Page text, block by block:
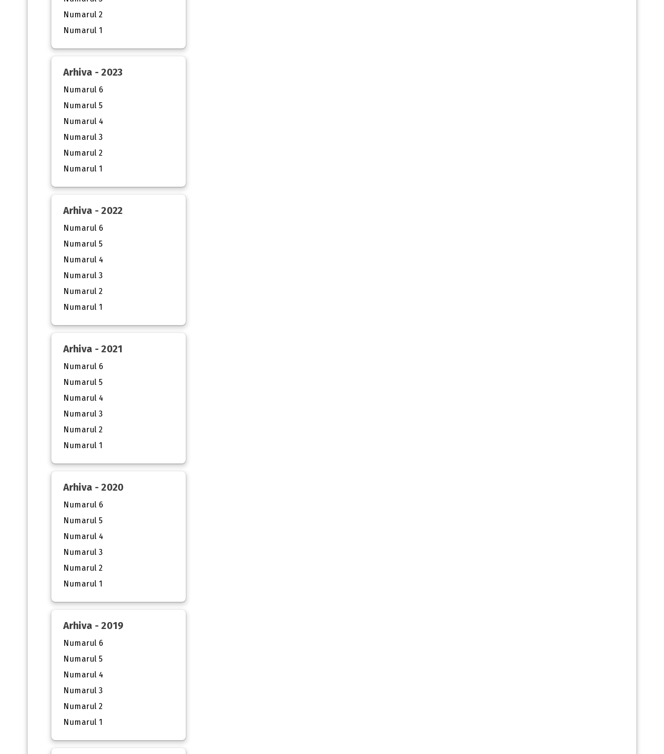
Numarul 2
Numarul 1
Arhiva - 2023
Numarul 6
Numarul 5
Numarul 4
Numarul 3
Numarul 2
Numarul 1
Arhiva - 2022
Numarul 6
Numarul 5
Numarul 4
Numarul 3
Numarul 2
Numarul 1
Arhiva - 2021
Numarul 6
Numarul 5
Numarul 4
Numarul 3
Numarul 2
Numarul 1
Arhiva - 2020
Numarul 6
Numarul 5
Numarul 4
Numarul 3
Numarul 2
Numarul 1
Arhiva - 2019
Numarul 6
Numarul 5
Numarul 4
Numarul 3
Numarul 2
Numarul 1